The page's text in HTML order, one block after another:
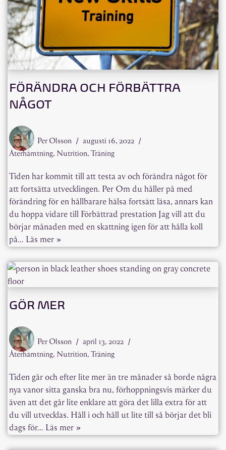
FÖRÄNDRA OCH FÖRBÄTTRA
NÅGOT
Per Olsson
augusti 16, 2022
Återhämtning, Nutrition, Träning
Tiden har kommit till att testa av och förändra något för
att fortsätta utvecklingen. Per Om du håller på med
förändring för en hållbarare hälsa fortsätt läsa, annars kan
du hoppa vidare till Förbättrad prestation Jag vill att du
börjar månaden med en skattning igen för att hålla koll
på… Läs mer »
GÖR MER
Per Olsson
april 13, 2022
Återhämtning, Nutrition, Träning
Tiden går och efter lite mer än tre månader så borde några
nya vanor sitta ganska bra nu, förhoppningsvis märker du
även att det går lite enklare att göra det lilla extra för att
du vill utvecklas. Håll i och håll ut lite till så börjar det bli
dags för… Läs mer »